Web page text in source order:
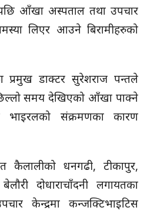
आँखा अस्पताल तथा उपचार
लिएर आउने बिरामीहरुको
डाक्टर सुरेशराज पन्तले
समय देखिएको आँखा पाक्ने
भाइरलको संक्रमणका कारण
कैलालीको धनगढी, टीकापुर,
दोधाराचाँदनी लगायतका
केन्द्रमा कन्जक्टिभाइटिस